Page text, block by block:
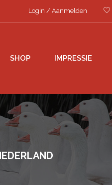
Login / Aanmelden
SHOP IMPRESSIE